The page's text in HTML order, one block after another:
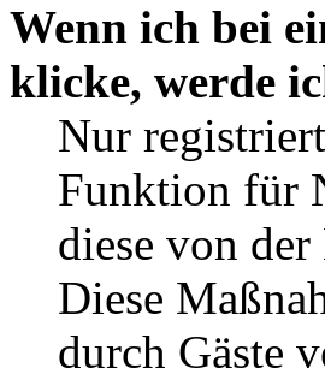
Wenn ich bei
klicke, werde
Nur
Funktion für
diese von
Diese
durch Gäste